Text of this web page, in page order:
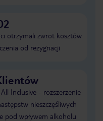
otrzymali zwrot kosztów
od rezygnacji
Inclusive - rozszerzenie
nieszczęśliwych
pod wpływem alkoholu